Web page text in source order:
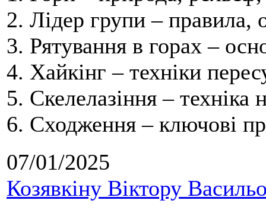
2. Лідер групи – правила,
3. Рятування в горах –
4. Хайкінг – техніки
5. Скелелазіння –
6. Сходження – ключові
07/01/2025
Козявкіну Віктору